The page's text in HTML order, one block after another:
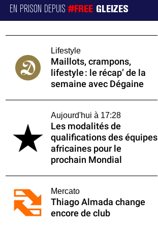
EN PRISON DEPUIS#FREE GLEIZES
Lifestyle
Maillots, crampons,
lifestyle : le récap’ de la
semaine avec Dégaine
Aujourd'hui à 17:28
Les modalités de
qualifications des équipes
africaines pour le
prochain Mondial
Mercato
Thiago Almada change
encore de club